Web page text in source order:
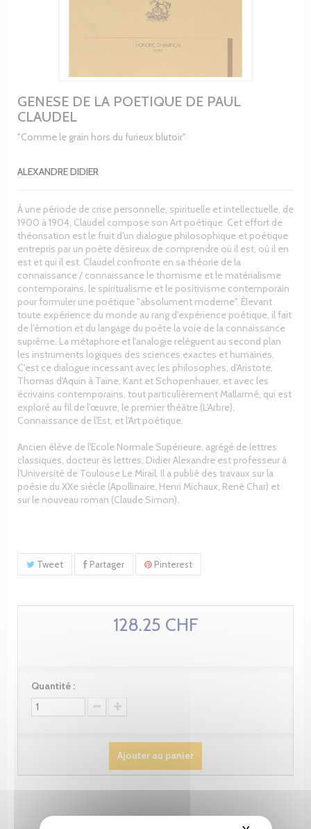
GENESE DE LA POETIQUE DE PAUL
CLAUDEL
"Comme le grain hors du furieux blutoir"
ALEXANDRE DIDIER
À une période de crise personnelle, spirituelle et intellectuelle, de
1900 à 1904, Claudel compose son Art poétique. Cet effort de
théorisation est le fruit d'un dialogue philosophique et poétique
entrepris par un poète désireux de comprendre où il est, où il en
est et qui il est. Claudel confronte en sa théorie de la
connaissance / connaissance le thomisme et le matérialisme
contemporains, le spiritualisme et le positivisme contemporain
pour formuler une poétique "absolument moderne". Élevant
toute expérience du monde au rang d'expérience poétique, il fait
de l'émotion et du langage du poète la voie de la connaissance
suprême. La métaphore et l'analogie relèguent au second plan
les instruments logiques des sciences exactes et humaines.
C'est ce dialogue incessant avec les philosophes, d'Aristote,
Thomas d'Aquin à Taine, Kant et Schopenhauer, et avec les
écrivains contemporains, tout particulièrement Mallarmé, qui est
exploré au fil de l'œuvre, le premier théâtre (L'Arbre),
Connaissance de l'Est, et l'Art poétique.
Ancien élève de l'Ecole Normale Supérieure, agrégé de lettres
classiques, docteur ès lettres, Didier Alexandre est professeur à
l'Université de Toulouse Le Mirail. Il a publié des travaux sur la
poésie du XXe siècle (Apollinaire, Henri Michaux, René Char) et
sur le nouveau roman (Claude Simon).
Tweet Partager Pinterest
128.25 CHF
Quantité :
Ajouter au panier